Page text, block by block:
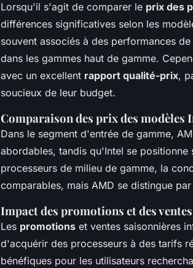
Lorsqu'il s'agit de comparer le prix des
différences significatives selon les
souvent associés à des performances
dans les gammes haut de gamme.
avec un excellent rapport qualité-prix,
soucieux de leur budget.
Comparaison des prix des modèles
Dans le segment d'entrée de gamme,
abordables, tandis qu'Intel se
processeurs de milieu de gamme, la
comparables, mais AMD se distingue
Impact des promotions et des
Les promotions et ventes saisonnières
d'acquérir des processeurs à des tarifs
bénéfiques pour les utilisateurs